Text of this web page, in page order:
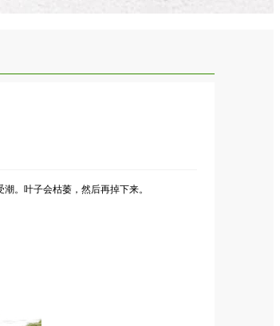
潮。叶子会枯萎，然后再掉下来。